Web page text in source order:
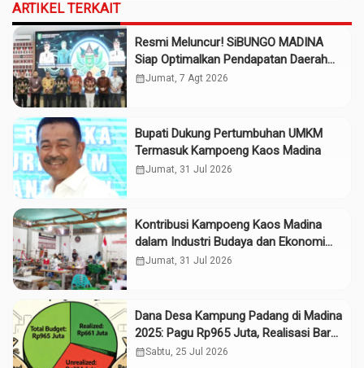
ARTIKEL TERKAIT
Resmi Meluncur! SiBUNGO MADINA
Siap Optimalkan Pendapatan Daerah
Madina
calendar_monthJumat, 7 Agt 2026
Bupati Dukung Pertumbuhan UMKM
Termasuk Kampoeng Kaos Madina
calendar_monthJumat, 31 Jul 2026
Kontribusi Kampoeng Kaos Madina
dalam Industri Budaya dan Ekonomi
Daerah
calendar_monthJumat, 31 Jul 2026
Dana Desa Kampung Padang di Madina
2025: Pagu Rp965 Juta, Realisasi Baru
Rp661 Juta
calendar_monthSabtu, 25 Jul 2026